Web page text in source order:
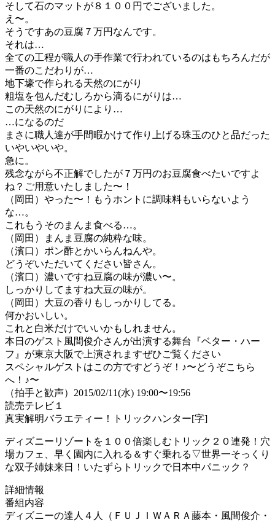
そして石のマットが８１００円でございました。
え〜。
そうですあの豆腐７万円なんです。
それは…
全ての工程が職人の手作業で行われているのはもちろんだが
一番のこだわりが…
地下壕で作られる天然のにがり
粗塩を包んだむしろから滴るにがりは…
この天然のにがりにより…
…になるのだ
まさに職人達が手間暇かけて作り上げる珠玉のひと品だった
いやいやいや。
急に。
残念ながら不正解でしたが７万円のお豆腐食べたいですよ
ね？ご用意いたしました〜！
（岡田）やった〜！もうホントに調味料もいらないよう
な…。
これもうそのまんま食べる…。
（岡田）まんま豆腐の純粋な味。
（濱口）ポン酢とかいらんねんや。
どうぞいただいてください皆さん。
（濱口）濃いですね豆腐の味が濃い〜。
しっかりしてますね大豆の味が。
（岡田）大豆の香りもしっかりしてる。
何かおいしい。
これと白米だけでいいかもしれません。
本日のゲスト風間俊介さんが出演する舞台『ベター・ハー
フ』が東京大阪で上演されますぜひご覧ください
スペシャルゲストはこの方ですどうぞ！♪〜どうぞこちら
へ！♪〜
（拍手と歓声）2015/02/11(水) 19:00〜19:56
読売テレビ１
真実解明バラエティー！トリックハンター[字]
ディズニーリゾートを１００倍楽しむトリック２０連発！穴
場カフェ、早く園内に入れる＆すぐ乗れる▽世界一そっくり
な双子姉妹来日！いたずらトリックで日本中パニック？
詳細情報
番組内容
ディズニーの達人４人（ＦＵＪＩＷＡＲＡ藤本・風間俊介・